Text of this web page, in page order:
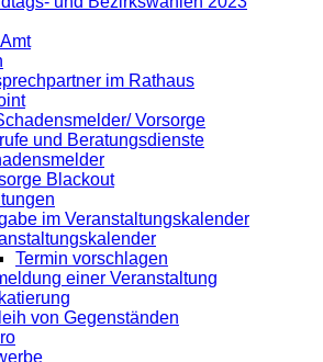
im Rathaus
Vorsorge
und Beratungsdienste
Blackout
im Veranstaltungskalender
Termin vorschlagen
einer Veranstaltung
von Gegenständen